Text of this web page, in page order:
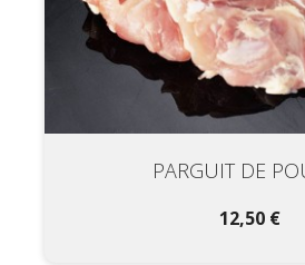
PARGUIT DE
12,50 €